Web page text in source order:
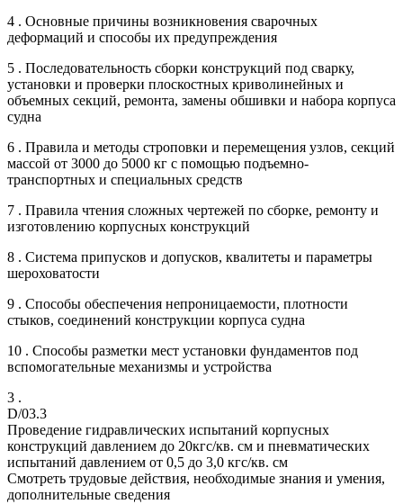
4 . Основные причины возникновения сварочных
деформаций и способы их предупреждения
5 . Последовательность сборки конструкций под сварку,
установки и проверки плоскостных криволинейных и
объемных секций, ремонта, замены обшивки и набора корпуса
судна
6 . Правила и методы строповки и перемещения узлов, секций
массой от 3000 до 5000 кг с помощью подъемно-
транспортных и специальных средств
7 . Правила чтения сложных чертежей по сборке, ремонту и
изготовлению корпусных конструкций
8 . Система припусков и допусков, квалитеты и параметры
шероховатости
9 . Способы обеспечения непроницаемости, плотности
стыков, соединений конструкции корпуса судна
10 . Способы разметки мест установки фундаментов под
вспомогательные механизмы и устройства
3 .
D/03.3
Проведение гидравлических испытаний корпусных
конструкций давлением до 20кгс/кв. см и пневматических
испытаний давлением от 0,5 до 3,0 кгс/кв. см
Смотреть трудовые действия, необходимые знания и умения,
дополнительные сведения